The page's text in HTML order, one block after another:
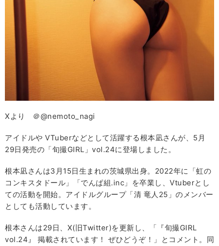
Xより ＠@nemoto_nagi
アイドルや VTuberなどとして活躍する根本凪さんが、5月
29日発売の「旬撮GIRL」vol.24に登場しました。
根本凪さんは3月15日生まれの茨城県出身。2022年に「虹の
コンキスタドール」「でんぱ組.inc」を卒業し、Vtuberとし
ての活動を開始。アイドルグループ「清 竜人25」のメンバー
としても活動しています。
根本さんは29日、X(旧Twitter)を更新し、「『旬撮GIRL
vol.24』 掲載されています！ ぜひどうぞ！」とコメント。同